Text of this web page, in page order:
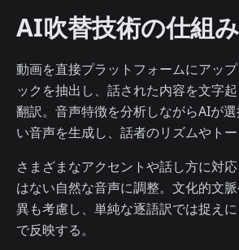
AI吹替技術の仕組み
動画を直接プラットフォームにアッ
ックを抽出し、話された内容を文字
翻訳。音声特徴を分析しながらAIが
い音声を生成し、話者のリズムやトー
さまざまなアクセントや話し方に対
はない自然な音声に調整。文化的文
異も考慮し、単純な逐語訳では捉え
で反映する。